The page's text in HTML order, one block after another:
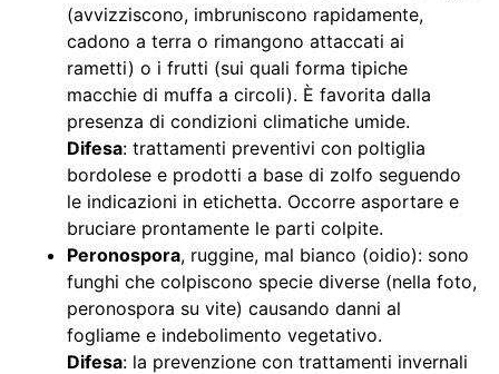
(avvizziscono, imbruniscono rapidamente,
cadono a terra o rimangono attaccati ai
rametti) o i frutti (sui quali forma tipiche
macchie di muffa a circoli). È favorita dalla
presenza di condizioni climatiche umide.
Difesa: trattamenti preventivi con poltiglia
bordolese e prodotti a base di zolfo seguendo
le indicazioni in etichetta. Occorre asportare e
bruciare prontamente le parti colpite.
Peronospora, ruggine, mal bianco (oidio): sono
funghi che colpiscono specie diverse (nella foto,
peronospora su vite) causando danni al
fogliame e indebolimento vegetativo.
Difesa: la prevenzione con trattamenti invernali